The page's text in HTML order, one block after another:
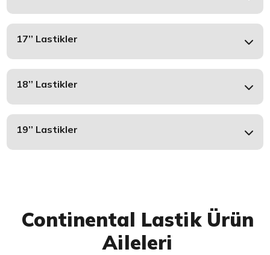
17’’ Lastikler
18’’ Lastikler
19’’ Lastikler
Continental Lastik Ürün
Aileleri